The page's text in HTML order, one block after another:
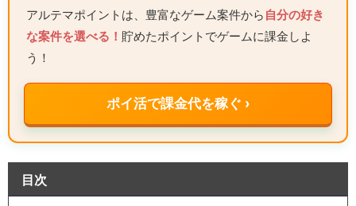
アルテマポイントは、豊富なゲーム案件から 自分の好き
な案件を選べる！ 貯めたポイントでゲームに課金しよ
う！
ポイ活で課金代を稼ぐ ›
目次